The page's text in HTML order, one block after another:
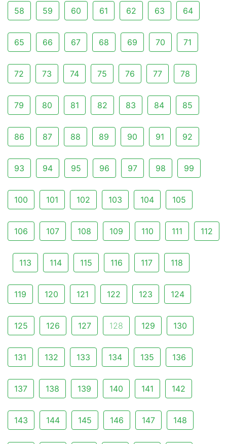
58 59 60 61 62 63 64
65 66 67 68 69 70 71
72 73 74 75 76 77 78
79 80 81 82 83 84 85
86 87 88 89 90 91 92
93 94 95 96 97 98 99
100 101 102 103 104 105
106 107 108 109 110 111 112
113 114 115 116 117 118
119 120 121 122 123 124
125 126 127 128 129 130
131 132 133 134 135 136
137 138 139 140 141 142
143 144 145 146 147 148